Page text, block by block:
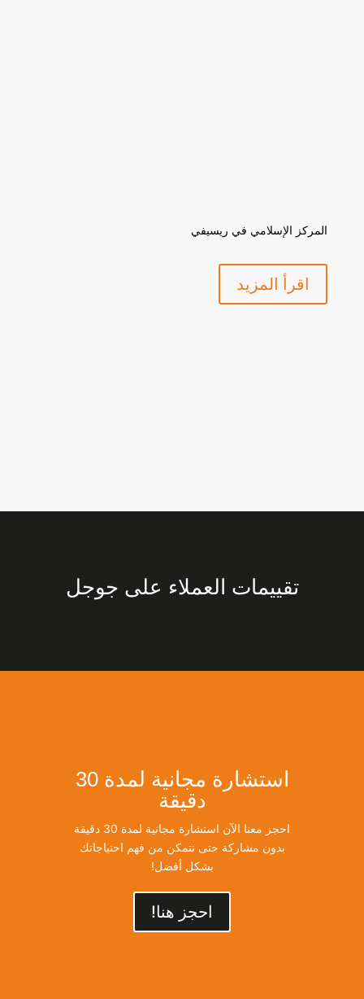
المركز الإسلامي في ريسيفي
اقرأ المزيد
تقييمات العملاء على جوجل
استشارة مجانية لمدة 30
دقيقة
احجز معنا الآن استشارة مجانية لمدة 30 دقيقة
بدون مشاركة حتى نتمكن من فهم احتياجاتك
بشكل أفضل!
احجز هنا!